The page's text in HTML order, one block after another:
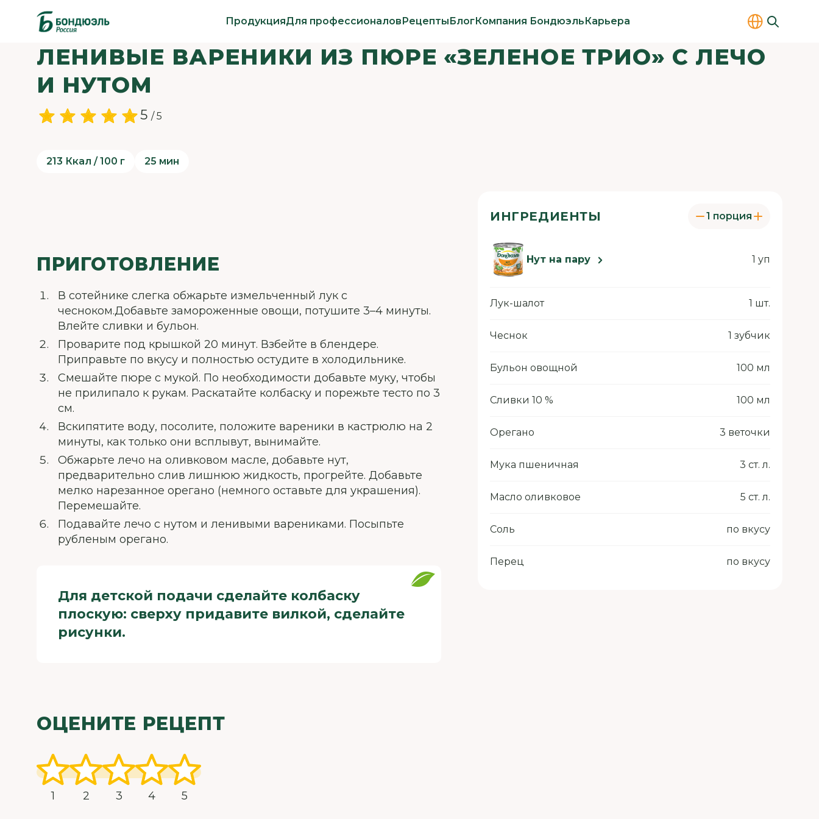
ПродукцияДля профессионаловРецептыБлогКомпания БондюэльКарьера
ЛЕНИВЫЕ ВАРЕНИКИ ИЗ ПЮРЕ «ЗЕЛЕНОЕ ТРИО» С ЛЕЧО
И НУТОМ
5 / 5
213 Ккал / 100 г 25 мин
ИНГРЕДИЕНТЫ 1 порция
Нут на пару 1 уп
Лук-шалот 1 шт.
Чеснок 1 зубчик
Бульон овощной 100 мл
Сливки 10 % 100 мл
Орегано 3 веточки
Мука пшеничная 3 ст. л.
Масло оливковое 5 ст. л.
Соль по вкусу
Перец по вкусу
ПРИГОТОВЛЕНИЕ
В сотейнике слегка обжарьте измельченный лук с
чесноком.Добавьте замороженные овощи, потушите 3–4 минуты.
Влейте сливки и бульон.
Проварите под крышкой 20 минут. Взбейте в блендере.
Приправьте по вкусу и полностью остудите в холодильнике.
Смешайте пюре с мукой. По необходимости добавьте муку, чтобы
не прилипало к рукам. Раскатайте колбаску и порежьте тесто по 3
см.
Вскипятите воду, посолите, положите вареники в кастрюлю на 2
минуты, как только они всплывут, вынимайте.
Обжарьте лечо на оливковом масле, добавьте нут,
предварительно слив лишнюю жидкость, прогрейте. Добавьте
мелко нарезанное орегано (немного оставьте для украшения).
Перемешайте.
Подавайте лечо с нутом и ленивыми варениками. Посыпьте
рубленым орегано.
Для детской подачи сделайте колбаску
плоскую: сверху придавите вилкой, сделайте
рисунки.
ОЦЕНИТЕ РЕЦЕПТ
1 2 3 4 5